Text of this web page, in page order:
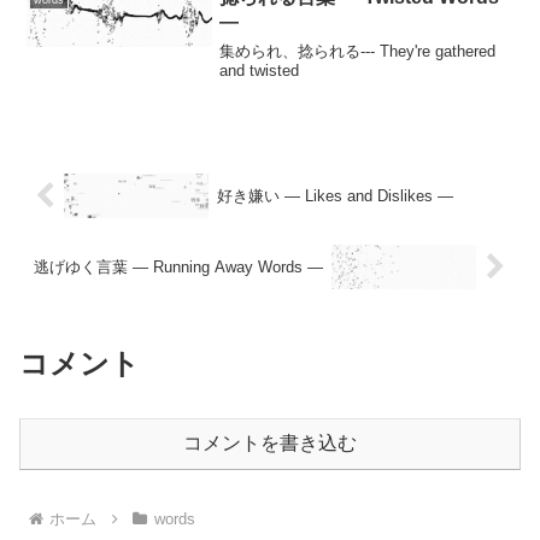
—
集められ、捻られる--- They're gathered
and twisted
好き嫌い — Likes and Dislikes —
逃げゆく言葉 — Running Away Words —
コメント
コメントを書き込む
ホーム words